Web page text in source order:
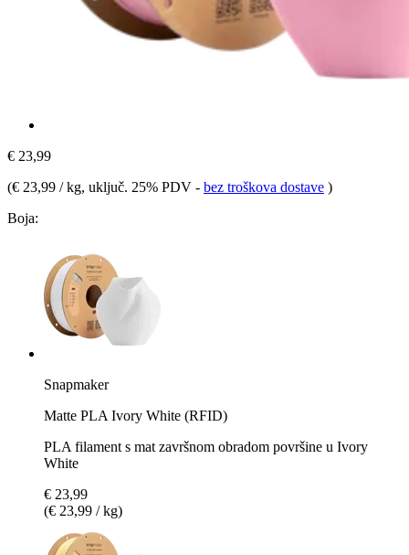
€ 23,99
(€ 23,99 / kg, uključ. 25% PDV - bez troškova dostave )
Boja:
Snapmaker
Matte PLA Ivory White (RFID)
PLA filament s mat završnom obradom površine u Ivory
White
€ 23,99
(€ 23,99 / kg)